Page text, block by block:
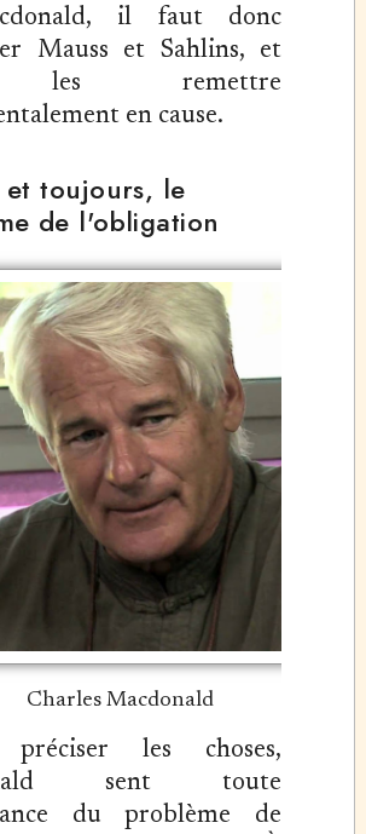
il faut donc
Mauss et Sahlins, et
les remettre
en cause.
et toujours, le
de l'obligation
Charles Macdonald
préciser les choses,
sent toute
du problème de